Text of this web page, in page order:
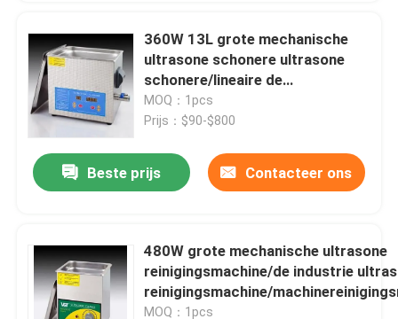
360W 13L grote mechanische
ultrasone schonere ultrasone
schonere/lineaire de
positiereinigingsmachine van
/industry
MOQ：1pcs
Prijs：$90-$800
Beste prijs Contacteer ons
480W grote mechanische ultrasone
reinigingsmachine/de industrie
reinigingsmachine/
MOQ：1pcs